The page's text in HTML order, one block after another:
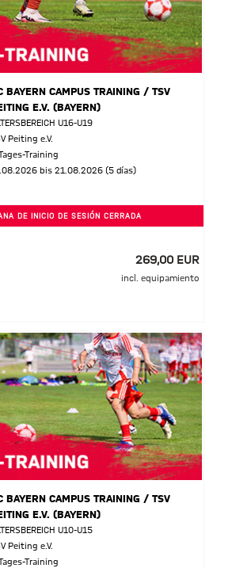
BAYERN CAMPUS TRAINING / TSV
E.V. (BAYERN)
U16-U19
Peiting e.V.
Training
bis 21.08.2026 (5 días)
DE INICIO DE SESIÓN CERRADA
269,00 EUR
incl. equipamiento
BAYERN CAMPUS TRAINING / TSV
E.V. (BAYERN)
U10-U15
Peiting e.V.
Training